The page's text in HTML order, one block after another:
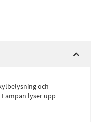
och
lyser upp